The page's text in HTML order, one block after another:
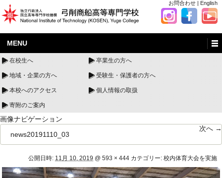
お問合わせ | English
MENU
在校生へ 卒業生の方へ
地域・企業の方へ 受験生・保護者の方へ
本校へのアクセス 個人情報の取扱
寄附のご案内
画像ナビゲーション
次へ →
news20191110_03
公開日時: 11月 10, 2019 @ 593 × 444 カテゴリー: 校内体育大会を実施